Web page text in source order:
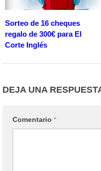
Sorteo de 16 cheques
regalo de 300€ para El
Corte Inglés
DEJA UNA
Comentario *